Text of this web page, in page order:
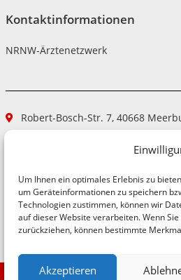
Um Ihnen ein optimales Erlebnis zu
um Geräteinformationen zu speichern
Technologien zustimmen, können wir
auf dieser Website verarbeiten. Wenn
zurückziehen, können bestimmte
Akzeptieren
Kontaktinformationen
NRNW-Ärztenetzwerk
Robert-Bosch-Str. 7, 40668
aerztenetzwerk@nrnw.de